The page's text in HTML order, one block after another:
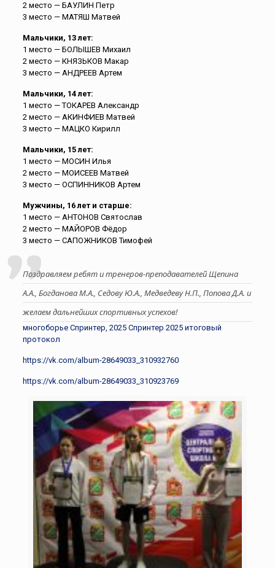
2 место — БАУЛИН Петр
3 место — МАТЯШ Матвей
Мальчики, 13 лет:
1 место — БОЛЫШЕВ Михаил
2 место — КНЯЗЬКОВ Макар
3 место — АНДРЕЕВ Артем
Мальчики, 14 лет:
1 место — ТОКАРЕВ Александр
2 место — АКИНФИЕВ Матвей
3 место — МАЦКО Кирилл
Мальчики, 15 лет:
1 место — МОСИН Илья
2 место — МОИСЕЕВ Матвей
3 место — ОСПИННИКОВ Артем
Мужчины, 16 лет и старше:
1 место — АНТОНОВ Святослав
2 место — МАЙОРОВ Фёдор
3 место — САПОЖНИКОВ Тимофей
Поздравляем ребят и тренеров-преподавателей Щепина
А.А., Богданова М.А., Седову Ю.А., Медведеву Н.П., Попова Д.А. и
желаем дальнейших спортивных успехов!
многоборье Спринтер, 2025 Спринтер 2025 итоговый
протокол
https://vk.com/album-28649033_310932760
https://vk.com/album-28649033_310923769